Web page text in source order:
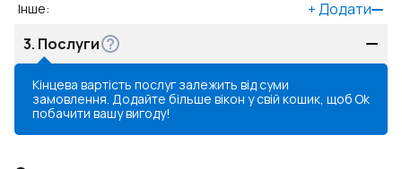
Інше: +Додати
3. Послуги
Кінцева вартість послуг залежить від суми
замовлення. Додайте більше вікон у свій кошик, щоб
побачити вашу вигоду!
Ok